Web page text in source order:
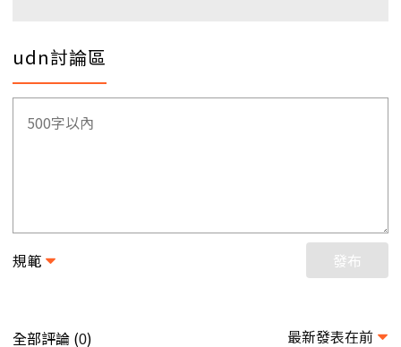
udn討論區
規範 發布
全部評論 (0) 最新發表在前